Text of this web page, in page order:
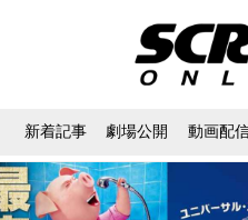
新着記事 劇場公開 動画配